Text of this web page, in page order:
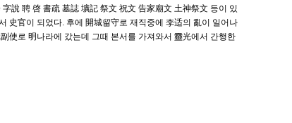
說 聘 啓 書疏 墓誌 壙記 祭文 祝文 告家廟文 土神祭文 등이 있
史官이 되었다. 후에 開城留守로 재직중에 李适의 亂이 일어나
使로 明나라에 갔는데 그때 본서를 가져와서 靈光에서 간행한